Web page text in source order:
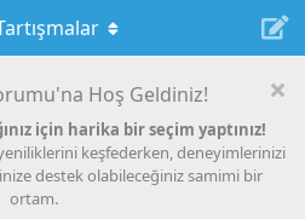
Hoş Geldiniz!
için harika bir seçim yaptınız!
keşfederken, deneyimlerinizi
destek olabileceğiniz samimi bir
ortam.